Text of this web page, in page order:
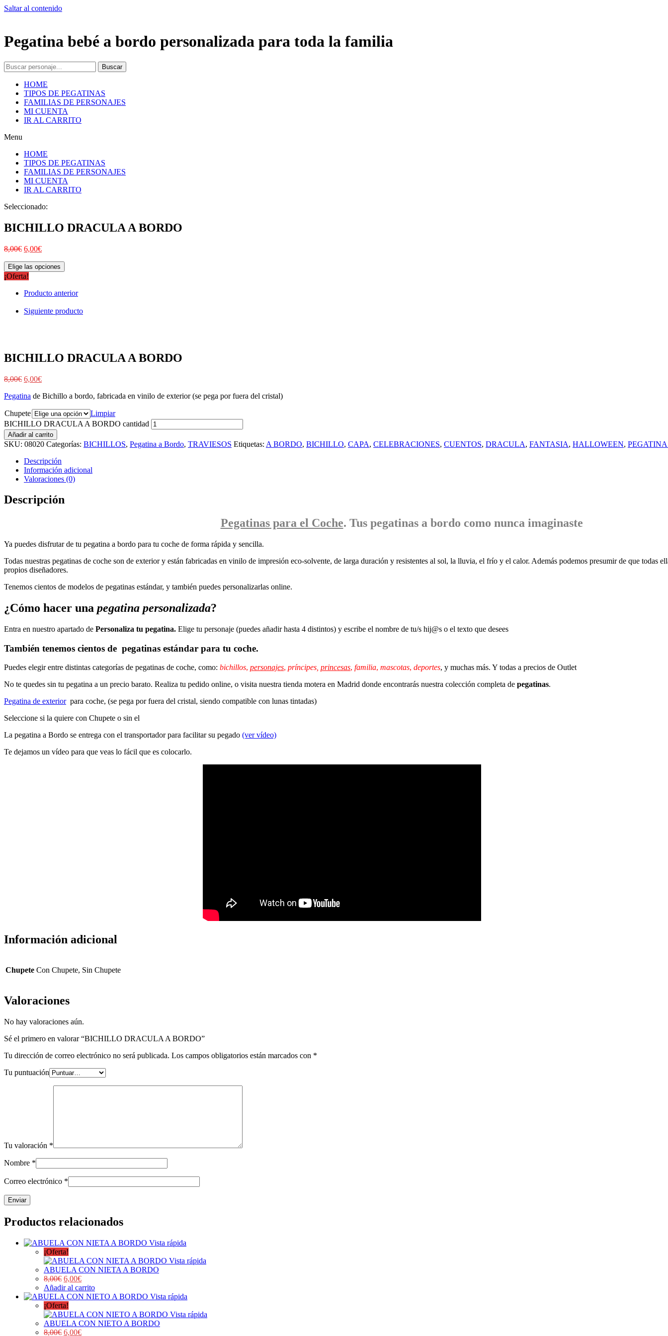
Saltar al contenido
Pegatina bebé a bordo personalizada para toda la familia
Buscar
HOME
TIPOS DE PEGATINAS
FAMILIAS DE PERSONAJES
MI CUENTA
IR AL CARRITO
Menu
HOME
TIPOS DE PEGATINAS
FAMILIAS DE PERSONAJES
MI CUENTA
IR AL CARRITO
Seleccionado:
BICHILLO DRACULA A BORDO
8,00€ 6,00€
Elige las opciones
¡Oferta!
Producto anterior
Siguiente producto
BICHILLO DRACULA A BORDO
8,00€ 6,00€
Pegatina de Bichillo a bordo, fabricada en vinilo de exterior (se pega por fuera del cristal)
Chupete
Limpiar
BICHILLO DRACULA A BORDO cantidad
Añadir al carrito
SKU: 08020 Categorías: BICHILLOS, Pegatina a Bordo, TRAVIESOS Etiquetas: A BORDO, BICHILLO, CAPA, CELEBRACIONES, CUENTOS, DRACULA, FANTASIA, HALLOWEEN,
Descripción
Información adicional
Valoraciones (0)
Descripción
Pegatinaspara el Coche. Tus pegatinasa bordo como nunca imaginaste
Ya puedes disfrutar de tu pegatina a bordo para tu coche de forma rápida y sencilla.
Todas nuestras pegatinas de coche son de exterior y están fabricadas en vinilo de impresión eco-solvente, de larga duración y resistentes al sol, la lluvia, el frío y el calor. Además podemos presumir de que todas
propios diseñadores.
Tenemos cientos de modelos de pegatinas estándar, y también puedes personalizarlas online.
¿Cómo hacer una pegatina personalizada?
Entra en nuestro apartado de Personaliza tu pegatina. Elige tu personaje (puedes añadir hasta 4 distintos) y escribe el nombre de tu/s hij@s o el texto que desees
También tenemos cientos de pegatinas estándar para tu coche.
Puedes elegir entre distintas categorías de pegatinas de coche, como: bichillos, personajes, príncipes, princesas, familia, mascotas, deportes, y muchas más. Y todas a precios de Outlet
No te quedes sin tu pegatina a un precio barato. Realiza tu pedido online, o visita nuestra tienda motera en Madrid donde encontrarás nuestra colección completa de pegatinas.
Pegatina de exteriorpara coche, (se pega por fuera del cristal, siendo compatible con lunas tintadas)
Seleccione si la quiere con Chupete o sin el
La pegatina a Bordo se entrega con el transportador para facilitar su pegado (ver vídeo)
Te dejamos un vídeo para que veas lo fácil que es colocarlo.
Información adicional
Chupete Con Chupete, Sin Chupete
Valoraciones
No hay valoraciones aún.
Sé el primero en valorar “BICHILLO DRACULA A BORDO”
Tu dirección de correo electrónico no será publicada. Los campos obligatorios están marcados con *
Tu puntuación
Tu valoración *
Nombre *
Correo electrónico *
Productos relacionados
Vista rápida
¡Oferta!
Vista rápida
ABUELA CON NIETA A BORDO
8,00€ 6,00€
Añadir al carrito
Vista rápida
¡Oferta!
Vista rápida
ABUELA CON NIETO A BORDO
8,00€ 6,00€